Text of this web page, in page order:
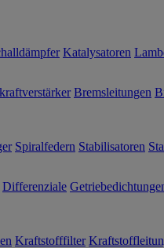
Katalysatoren
Bremsleitungen
Spiralfedern Stabilisatoren
Differenziale
Kraftstofffilter